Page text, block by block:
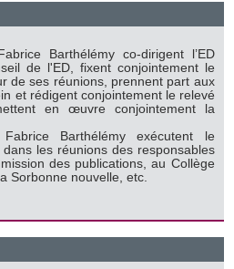
Barthélémy co-dirigent l’ED
de l'ED, fixent conjointement le
de ses réunions, prennent part aux
et rédigent conjointement le relevé
en œuvre conjointement la
Barthélémy exécutent le
les réunions des responsables
des publications, au Collège
Sorbonne nouvelle, etc.